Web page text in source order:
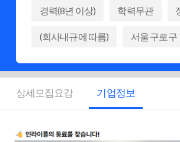
경력(8년 이상) 학력무관
(회사내규에 따름) 서울 구로구
상세모집요강 기업정보